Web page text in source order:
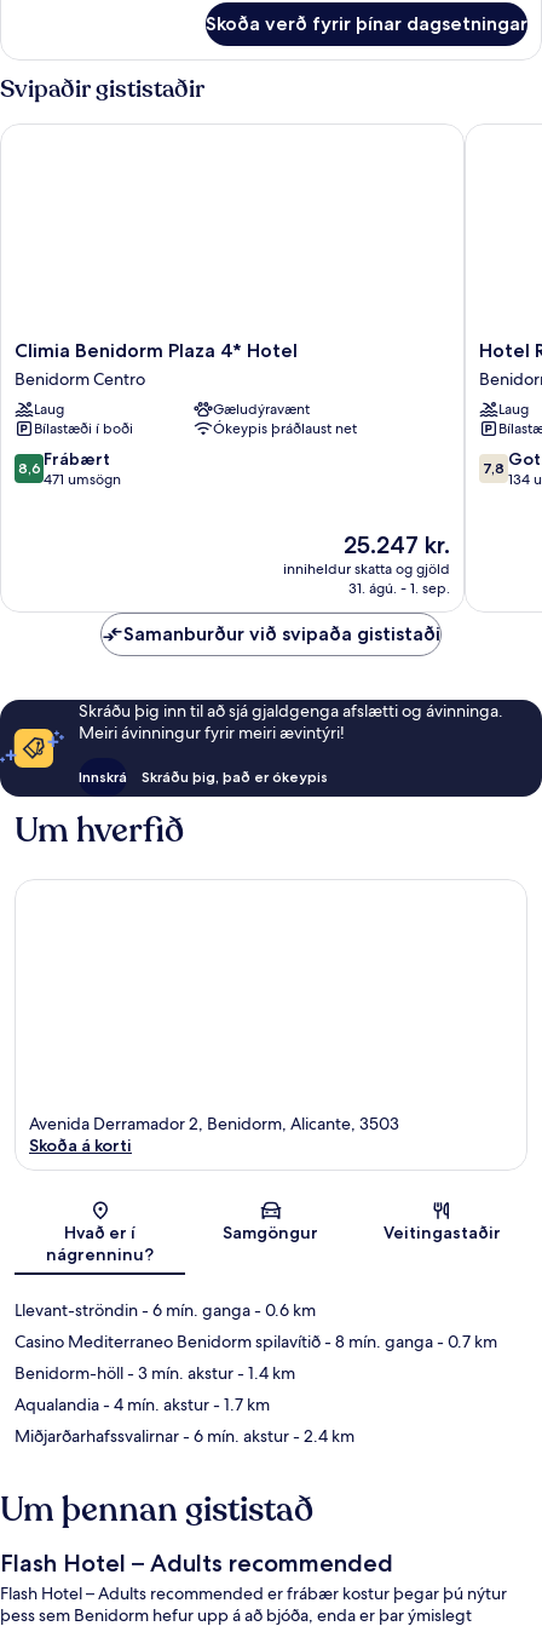
ROOM
CAPACITY
4
Skoða verð fyrir þínar dagsetningar
Svipaðir gististaðir
Climia
Benidorm
Plaza
4*
Hotel
Benidorm
Centro
Climia Benidorm Plaza 4* Hotel
Benidorm Centro
Laug
Gæludýravænt
Bílastæði í boði
Ókeypis þráðlaust net
8.6
af
8,6 Frábært
471 umsögn
Verðið
25.247 kr.
25.247 kr.
inniheldur skatta og gjöld
31. ágú. - 1. sep.
Climia Benidorm Plaza 4* Hotel
Hotel
Rosamar
Hotel
Laug
7.8
af
7,8
134
Hotel
Samanburður við svipaða gististaði
Skráðu þig inn til að sjá gjaldgenga afslætti og ávinninga.
Meiri ávinningur fyrir meiri ævintýri!
Innskrá Skráðu þig, það er ókeypis
Um hverfið
Kort
Avenida Derramador 2, Benidorm, Alicante, 3503
Skoða á korti
Hvað er í
nágrenninu?
Samgöngur Veitingastaðir
Llevant-ströndin- 6 mín. ganga- 0.6 km
Casino Mediterraneo Benidorm spilavítið- 8 mín. ganga- 0.7 km
Benidorm-höll- 3 mín. akstur- 1.4 km
Aqualandia- 4 mín. akstur- 1.7 km
Miðjarðarhafssvalirnar- 6 mín. akstur- 2.4 km
Um þennan gististað
Flash Hotel – Adults recommended
Flash Hotel – Adults recommended er frábær kostur þegar þú nýtur
þess sem Benidorm hefur upp á að bjóða, enda er þar ýmislegt